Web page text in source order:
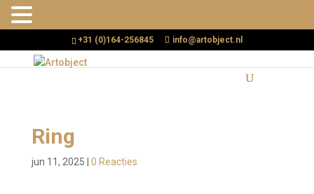
+31 (0)164-256845 info@artobject.nl
Ring
jun 11, 2025 0 Reacties